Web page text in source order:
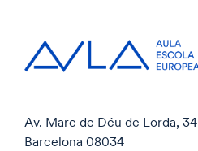
Av. Mare de Déu de Lorda, 34
Barcelona 08034